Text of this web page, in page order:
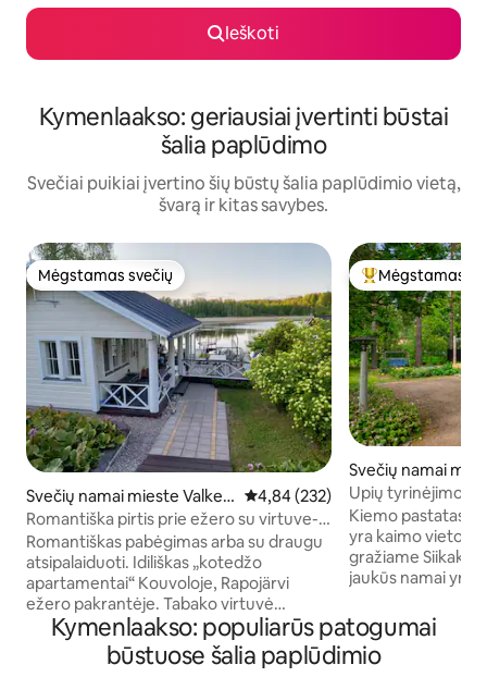
Ieškoti
Kymenlaakso: geriausiai įvertinti būstai
šalia paplūdimo
Svečiai puikiai įvertino šių būstų šalia paplūdimio vietą,
švarą ir kitas savybes.
Mėgstamas svečių
Mėgstamas svečių
Svečių namai mieste Valkeal
a
Vidutinis įvertinimas: 4,84 iš 5,
4,84 (232)
Romantiška pirtis prie ežero su virtuve-
svetaine
Romantiškas pabėgimas arba su draugu
atsipalaiduoti. Idiliškas „kotedžo
apartamentai“ Kouvoloje, Rapojärvi
ežero pakrantėje. Tabako virtuvė
(viryklė, kavos aparatas, virdulys,
mikrobangų krosnelė), dvigulė lova,
kūdikio kelioninė lovelė pagal
Svečių
Mėgstamas
Svečių namai
Upių tyrinėjimo
Kiemo pastatas
yra kaimo
gražiame
jaukūs namai yra
laiptai ir mediniai
atmosferą
miegamojoje ir
Kymenlaakso: populiarūs patogumai
būstuose šalia paplūdimio